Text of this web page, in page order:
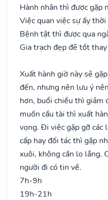
Hành nhân thì được gặp
Việc quan việc sự ấy thời
Bệnh tật thì được qua
Gia trạch đẹp đẽ tốt
Xuất hành giờ này sẽ
đến, nhưng nên lưu ý
hơn, buổi chiều thì giảm
muốn cầu tài thì xuất
vọng. Đi việc gặp gỡ các
cấp hay đối tác thì gặp
xuôi, không cần lo lắng.
người đi có tin về.
7h-9h
19h-21h